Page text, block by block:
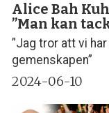
Alice Bah
”Man kan
”Jag tror att vi
gemenskapen”
2024-06-10